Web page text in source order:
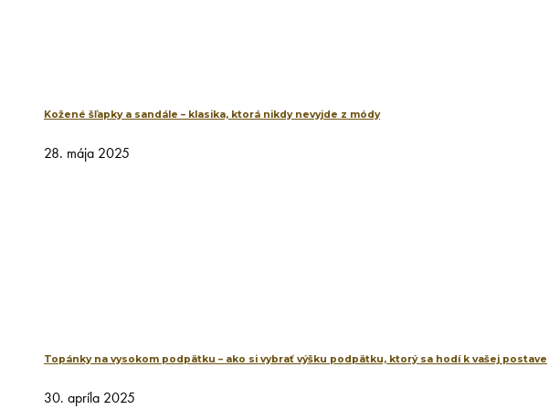
Kožené šľapky a sandále – klasika, ktorá nikdy nevyjde z módy
28. mája 2025
Topánky na vysokom podpätku – ako si vybrať výšku podpätku, ktorý sa hodí k vašej postave
30. apríla 2025